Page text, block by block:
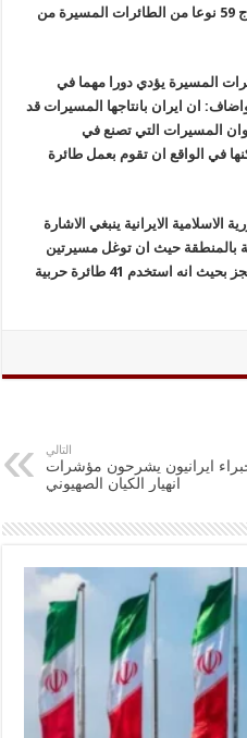
واضاف: يتم اليوم في البلاد تصنيع وانتاج 59 نوعا من الطائرات المسيرة من
المسيرة يؤدي دورا مهما في
ان ايران بانتاجها المسيرات قد
وان المسيرات التي تصنع في
في الواقع ان تقوم بعمل طائرة
الاسلامية الايرانية ينبغي الاشارة
بالمنطقة حيث ان توغل مسيرتين
لاجواء كيان الاحتلال قد جعله يشعر بالعجز بحيث انه استخدم 41 طائرة حربية
التالي
ايرانيون يشرحون مؤشرات
انهيار الكيان الصهيوني